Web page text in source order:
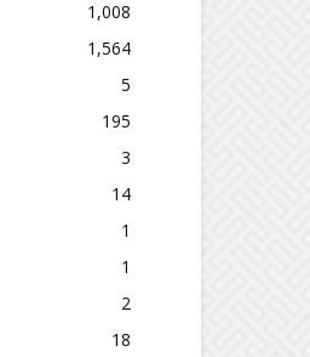
1,008
1,564
5
195
3
14
1
1
2
18